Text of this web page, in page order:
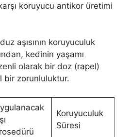
koruyucu antikor üretimi
aşısının koruyuculuk
kedinin yaşamı
olarak bir doz (rapel)
bir zorunluluktur.
Koruyuculuk
Süresi